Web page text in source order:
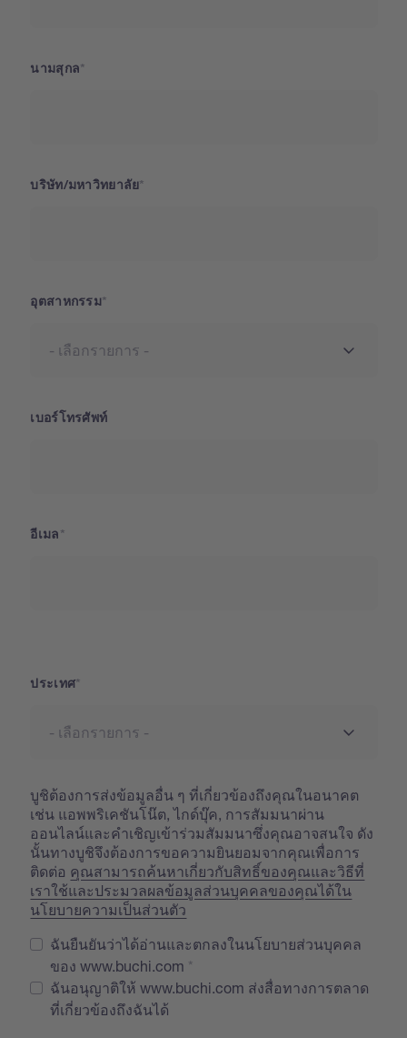
นามสุกล
บริษัท/มหาวิทยาลัย
อุตสาหกรรม
เบอร์โทรศัพท์
อีเมล
ประเทศ
บูชิต้องการส่งข้อมูลอื่น ๆ ที่เกี่ยวข้องถึงคุณในอนาคต
เช่น แอพพริเคชันโน๊ต, ไกด์บุ๊ค, การสัมมนาผ่าน
ออนไลน์และคำเชิญเข้าร่วมสัมมนาซึ่งคุณอาจสนใจ ดัง
นั้นทางบูชิจึงต้องการขอความยินยอมจากคุณเพื่อการ
ติดต่อ คุณสามารถค้นหาเกี่ยวกับสิทธิ์ของคุณและวิธีที่
เราใช้และประมวลผลข้อมูลส่วนบุคคลของคุณได้ใน
นโยบายความเป็นส่วนตัว
ฉันยืนยันว่าได้อ่านและตกลงในนโยบายส่วนบุคคล
ของ www.buchi.com
ฉันอนุญาติให้ www.buchi.com ส่งสื่อทางการตลาด
ที่เกี่ยวข้องถึงฉันได้